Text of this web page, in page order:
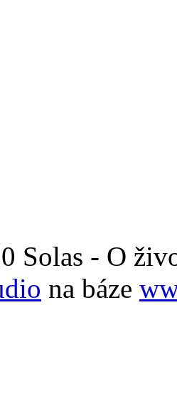
Solas - O
na báze